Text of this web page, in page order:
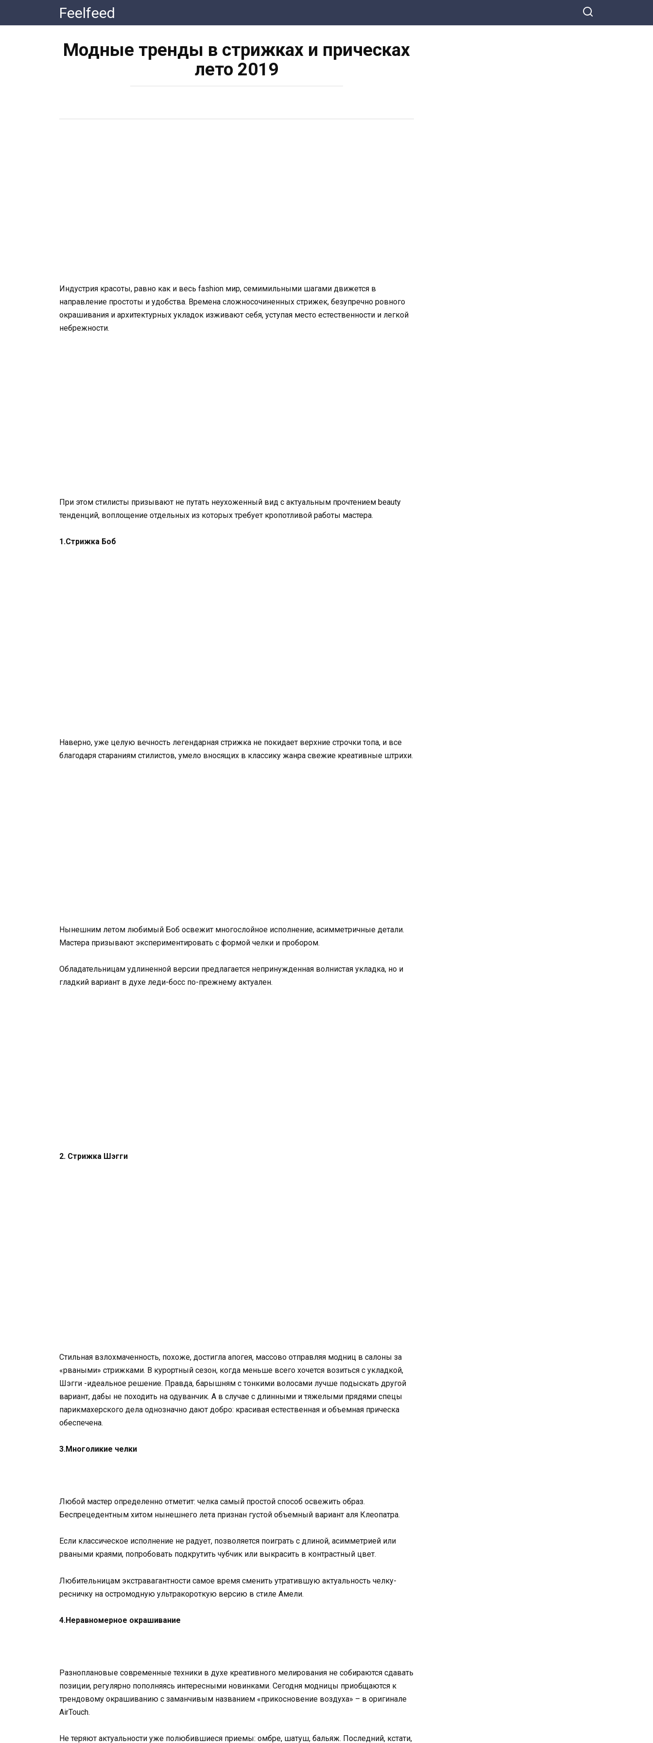
контенту
Feelfeed
Модные тренды в стрижках и прическах
лето 2019
Индустрия красоты, равно как и весь fashion мир, семимильными шагами движется в
направление простоты и удобства. Времена сложносочиненных стрижек, безупречно ровного
окрашивания и архитектурных укладок изживают себя, уступая место естественности и легкой
небрежности.
При этом стилисты призывают не путать неухоженный вид с актуальным прочтением beauty
тенденций, воплощение отдельных из которых требует кропотливой работы мастера.
1.Стрижка Боб
Наверно, уже целую вечность легендарная стрижка не покидает верхние строчки топа, и все
благодаря стараниям стилистов, умело вносящих в классику жанра свежие креативные штрихи.
Нынешним летом любимый Боб освежит многослойное исполнение, асимметричные детали.
Мастера призывают экспериментировать с формой челки и пробором.
Обладательницам удлиненной версии предлагается непринужденная волнистая укладка, но и
гладкий вариант в духе леди-босс по-прежнему актуален.
2. Стрижка Шэгги
Стильная взлохмаченность, похоже, достигла апогея, массово отправляя модниц в салоны за
«рваными» стрижками. В курортный сезон, когда меньше всего хочется возиться с укладкой,
Шэгги -идеальное решение. Правда, барышням с тонкими волосами лучше подыскать другой
вариант, дабы не походить на одуванчик. А в случае с длинными и тяжелыми прядями спецы
парикмахерского дела однозначно дают добро: красивая естественная и объемная прическа
обеспечена.
3.Многоликие челки
Любой мастер определенно отметит: челка самый простой способ освежить образ.
Беспрецедентным хитом нынешнего лета признан густой объемный вариант аля Клеопатра.
Если классическое исполнение не радует, позволяется поиграть с длиной, асимметрией или
рваными краями, попробовать подкрутить чубчик или выкрасить в контрастный цвет.
Любительницам экстравагантности самое время сменить утратившую актуальность челку-
ресничку на остромодную ультракороткую версию в стиле Амели.
4.Неравномерное окрашивание
Разноплановые современные техники в духе креативного мелирования не собираются сдавать
позиции, регулярно пополняясь интересными новинками. Сегодня модницы приобщаются к
трендовому окрашиванию с заманчивым названием «прикосновение воздуха» – в оригинале
AirTouch.
Не теряют актуальности уже полюбившиеся приемы: омбре, шатуш, бальяж. Последний, кстати,